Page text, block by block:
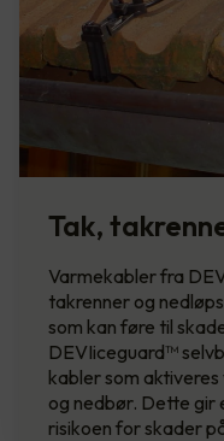
Tak,
Varmekabler fra
takrenner og
som kan føre til
DEVIiceguard™
kabler som
og nedbør. Dette
risikoen for skader